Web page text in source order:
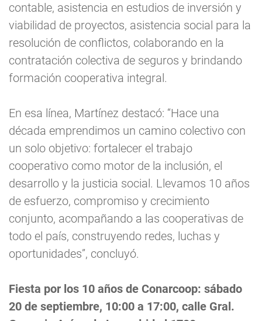
contable, asistencia en estudios de inversión y
viabilidad de proyectos, asistencia social para la
resolución de conflictos, colaborando en la
contratación colectiva de seguros y brindando
formación cooperativa integral.
En esa línea, Martínez destacó: “Hace una
década emprendimos un camino colectivo con
un solo objetivo: fortalecer el trabajo
cooperativo como motor de la inclusión, el
desarrollo y la justicia social. Llevamos 10 años
de esfuerzo, compromiso y crecimiento
conjunto, acompañando a las cooperativas de
todo el país, construyendo redes, luchas y
oportunidades”, concluyó.
Fiesta por los 10 años de Conarcoop: sábado
20 de septiembre, 10:00 a 17:00, calle Gral.